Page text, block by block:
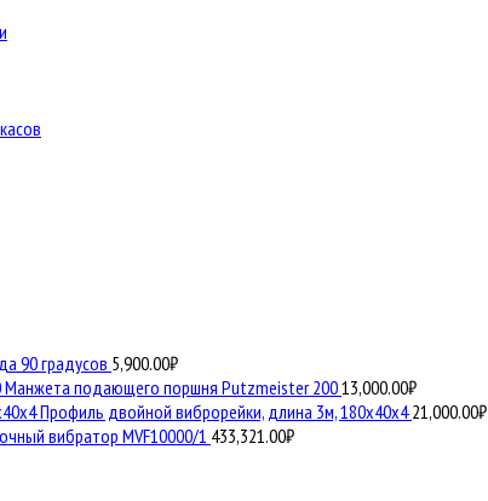
90 градусов 5,900.00₽
Манжета подающего поршня Putzmeister 20013,000.00₽
Профиль двойной виброрейки, длина 3м, 180х40х4 21,000.00₽
вибратор MVF10000/1 433,321.00₽